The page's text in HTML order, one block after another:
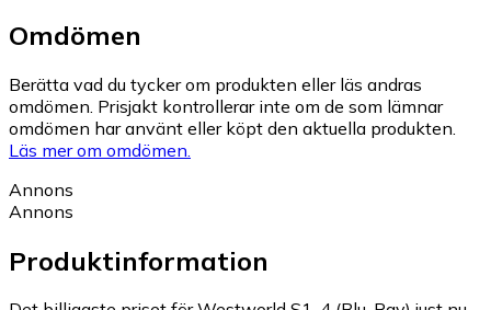
Omdömen
Berätta vad du tycker om produkten eller läs andras
omdömen. Prisjakt kontrollerar inte om de som lämnar
omdömen har använt eller köpt den aktuella produkten.
Läs mer om omdömen.
Annons
Annons
Produktinformation